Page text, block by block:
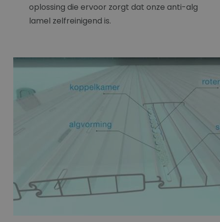
oplossing die ervoor zorgt dat onze anti-alg
lamel zelfreinigend is.